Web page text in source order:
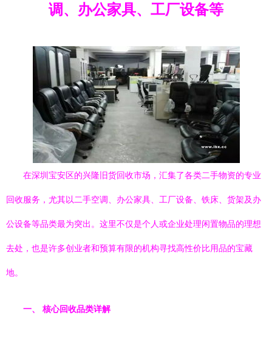
调、办公家具、工厂设备等
在深圳宝安区的兴隆旧货回收市场，汇集了各类二手物资的专业
回收服务，尤其以二手空调、办公家具、工厂设备、铁床、货架及办
公设备等品类最为突出。这里不仅是个人或企业处理闲置物品的理想
去处，也是许多创业者和预算有限的机构寻找高性价比用品的宝藏
地。
一、 核心回收品类详解